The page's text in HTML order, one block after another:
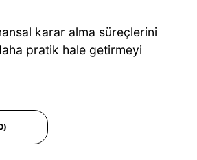
karar alma süreçlerini
pratik hale getirmeyi